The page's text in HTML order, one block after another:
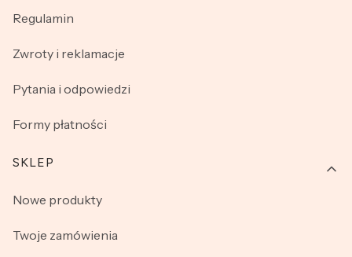
Regulamin
Zwroty i reklamacje
Pytania i odpowiedzi
Formy płatności
SKLEP
Nowe produkty
Twoje zamówienia